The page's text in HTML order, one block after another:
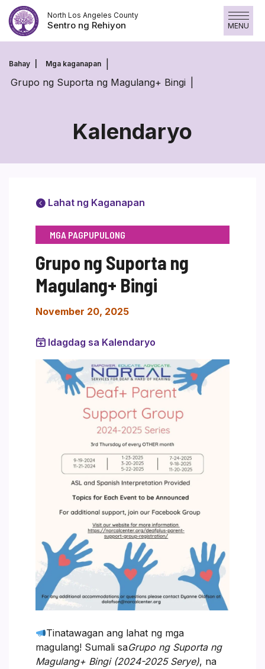
Laktawan
ang
nilalaman
North Los Angeles County
Sentro ng Rehiyon MENU
Bahay Mga kaganapan
Grupo ng Suporta ng Magulang+ Bingi
Kalendaryo
Lahat ng Kaganapan
MGA PAGPUPULONG
Grupo ng Suporta ng
Magulang+ Bingi
November 20, 2025
Idagdag sa Kalendaryo
Tinatawagan ang lahat ng mga
magulang! Sumali saGrupo ng Suporta ng
Magulang+ Bingi (2024-2025 Serye), na